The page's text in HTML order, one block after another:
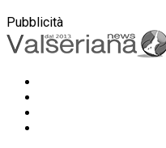
Pubblicità